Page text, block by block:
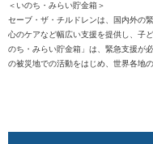
＜いのち・みらい貯金箱＞
セーブ・ザ・チルドレンは、国内外の
心のケアなど幅広い支援を提供し、子
のち・みらい貯金箱」は、緊急支援が
の被災地での活動をはじめ、世界各地